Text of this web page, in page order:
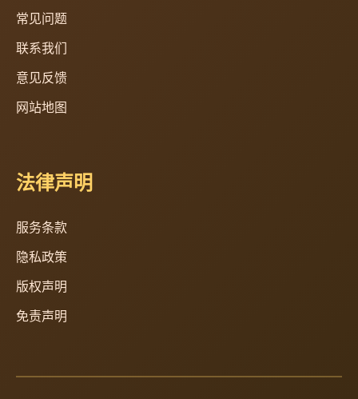
常见问题
联系我们
意见反馈
网站地图
法律声明
服务条款
隐私政策
版权声明
免责声明